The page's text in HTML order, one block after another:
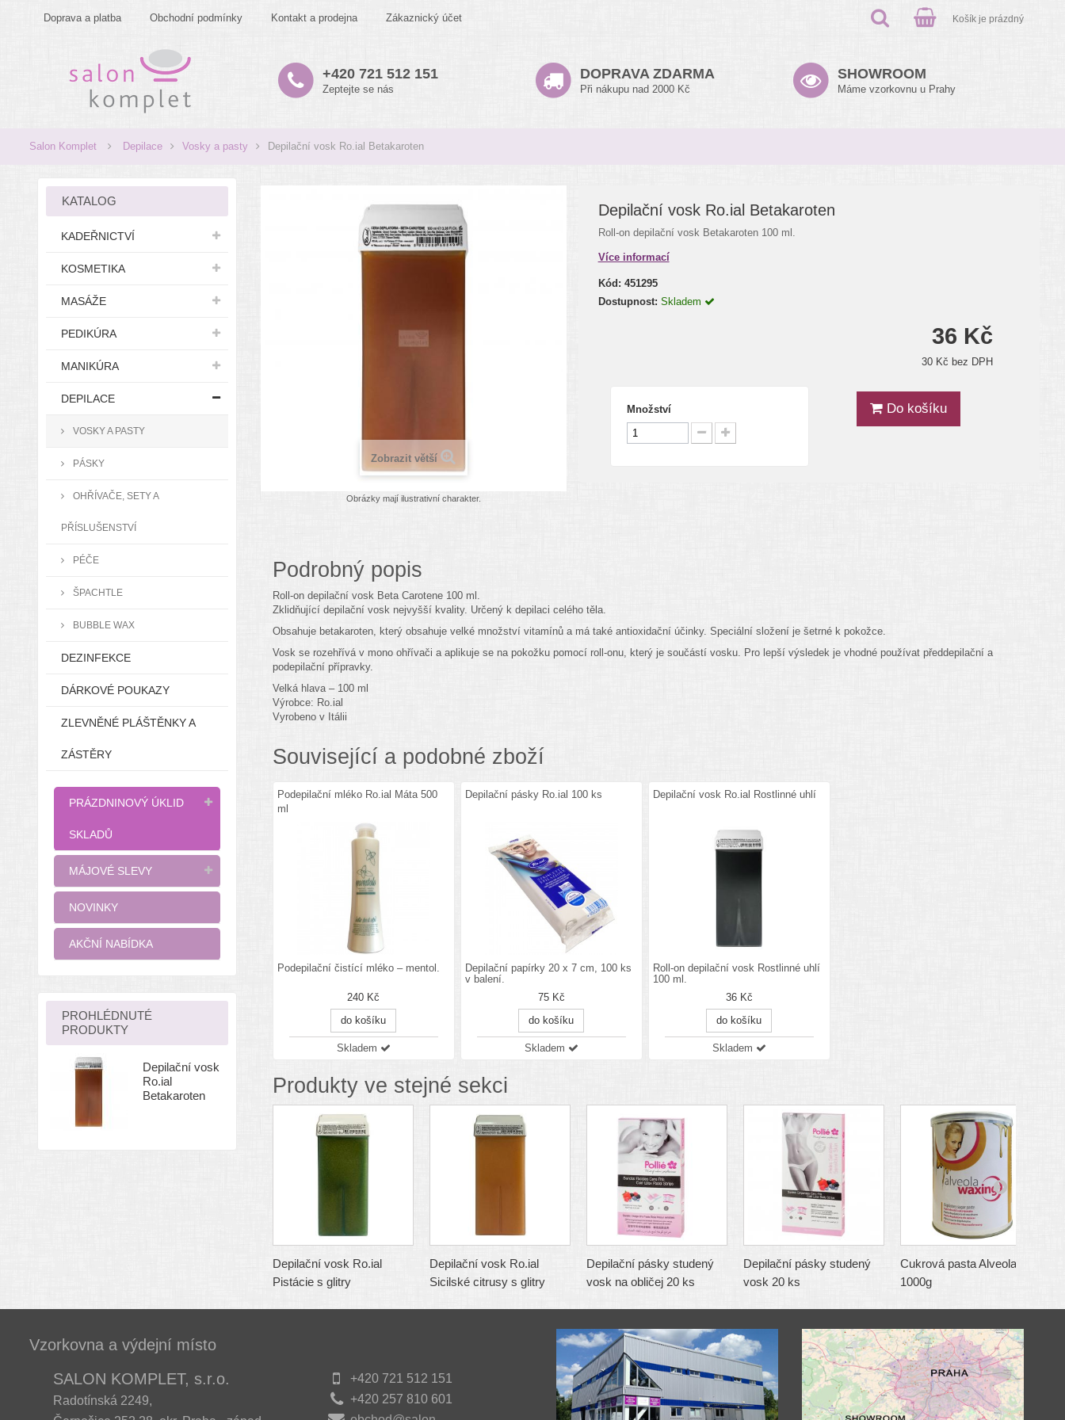
Doprava a platba Obchodní podmínky Kontakt a prodejna Zákaznický účet Košík je prázdný
+420 721 512 151
Zeptejte se nás
DOPRAVA ZDARMA
Při nákupu nad 2000 Kč
SHOWROOM
Máme vzorkovnu u Prahy
Salon Komplet Depilace Vosky a pasty Depilační vosk Ro.ial Betakaroten
KATALOG
KADEŘNICTVÍ
KOSMETIKA
MASÁŽE
PEDIKÚRA
MANIKÚRA
DEPILACE
VOSKY A PASTY
PÁSKY
OHŘÍVAČE, SETY A
PŘÍSLUŠENSTVÍ
PÉČE
ŠPACHTLE
BUBBLE WAX
DEZINFEKCE
DÁRKOVÉ POUKAZY
ZLEVNĚNÉ PLÁŠTĚNKY A
ZÁSTĚRY
PRÁZDNINOVÝ ÚKLID
SKLADŮ
MÁJOVÉ SLEVY
NOVINKY
AKČNÍ NABÍDKA
PROHLÉDNUTÉ
PRODUKTY
Depilační vosk
Ro.ial
Betakaroten
Zobrazit větší
Obrázky mají ilustrativní charakter.
Depilační vosk Ro.ial Betakaroten
Roll-on depilační vosk Betakaroten 100 ml.
Více informací
Kód: 451295
Dostupnost: Skladem
36 Kč
30 Kč bez DPH
Množství Do košíku
Podrobný popis
Roll-on depilační vosk Beta Carotene 100 ml.
Zklidňující depilační vosk nejvyšší kvality. Určený k depilaci celého těla.
Obsahuje betakaroten, který obsahuje velké množství vitamínů a má také antioxidační účinky. Speciální složení je šetrné k pokožce.
Vosk se rozehřívá v mono ohřívači a aplikuje se na pokožku pomocí roll-onu, který je součástí vosku. Pro lepší výsledek je vhodné používat předdepilační a
podepilační přípravky.
Velká hlava – 100 ml
Výrobce: Ro.ial
Vyrobeno v Itálii
Související a podobné zboží
Podepilační mléko Ro.ial Máta 500
ml
Podepilační čistící mléko – mentol.
240 Kč
do košíku
Skladem
Depilační pásky Ro.ial 100 ks
Depilační papírky 20 x 7 cm, 100 ks
v balení.
75 Kč
do košíku
Skladem
Depilační vosk Ro.ial Rostlinné uhlí
Roll-on depilační vosk Rostlinné uhlí
100 ml.
36 Kč
do košíku
Skladem
Produkty ve stejné sekci
Depilační vosk Ro.ial
Pistácie s glitry
Depilační vosk Ro.ial
Sicilské citrusy s glitry
Depilační pásky studený
vosk na obličej 20 ks
Depilační pásky studený
vosk 20 ks
Cukrová pasta Alveola
1000g
Vzorkovna a výdejní místo
SALON KOMPLET, s.r.o.
Radotínská 2249,
+420 721 512 151
+420 257 810 601